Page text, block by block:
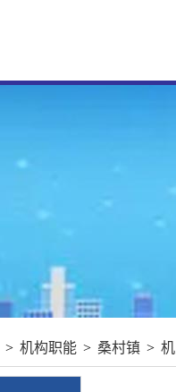
> 机构职能 > 桑村镇 >